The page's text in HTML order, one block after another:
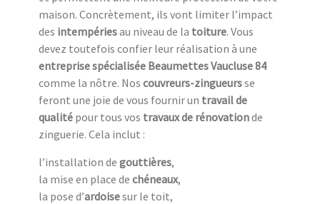
maison. Concrètement, ils vont limiter l’impact
des intempériesau niveau de la toiture. Vous
devez toutefois confier leur réalisation à une
entreprise spécialisée Beaumettes Vaucluse 84
comme la nôtre. Nos couvreurs-zingueursse
feront une joie de vous fournir un travail de
qualité pour tous vos travaux de rénovationde
zinguerie. Cela inclut :
l’installation de gouttières,
la mise en place de chéneaux,
la pose d’ardoisesur le toit,